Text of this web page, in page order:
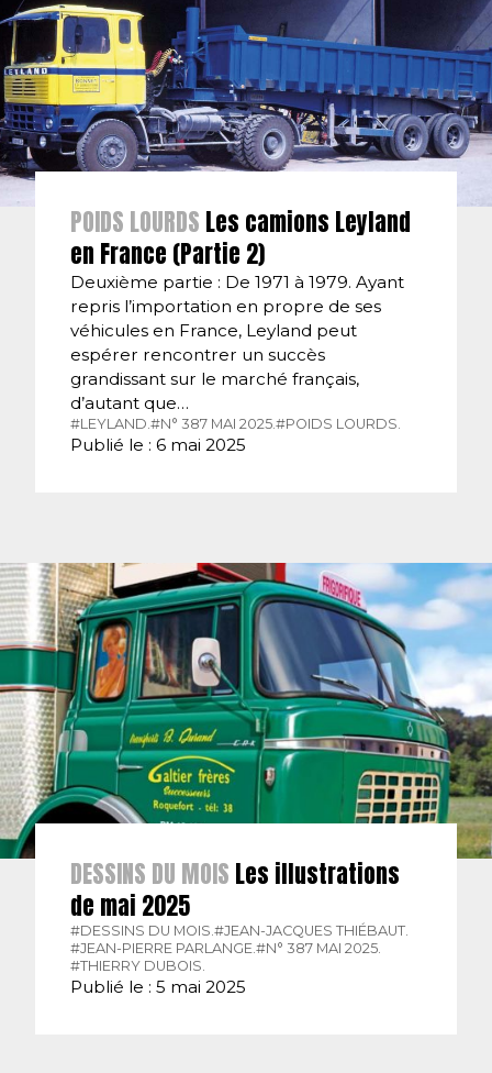
POIDS LOURDS Les camions Leyland
en France (Partie 2)
Deuxième partie : De 1971 à 1979. Ayant
repris l’importation en propre de ses
véhicules en France, Leyland peut
espérer rencontrer un succès
grandissant sur le marché français,
d’autant que…
#LEYLAND. #N° 387 MAI 2025. #POIDS LOURDS.
Publié le : 6 mai 2025
DESSINS DU MOIS Les illustrations
de mai 2025
#DESSINS DU MOIS. #JEAN-JACQUES THIÉBAUT.
#JEAN-PIERRE PARLANGE. #N° 387 MAI 2025.
#THIERRY DUBOIS.
Publié le : 5 mai 2025